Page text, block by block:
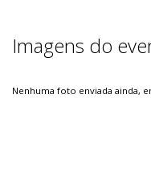
Imagens do
Nenhuma foto enviada ainda,